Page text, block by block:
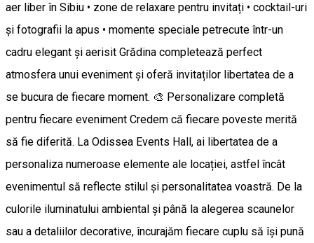
aer liber în Sibiu • zone de relaxare pentru invitați • cocktail-uri
și fotografii la apus • momente speciale petrecute într-un
cadru elegant și aerisit Grădina completează perfect
atmosfera unui eveniment și oferă invitaților libertatea de a
se bucura de fiecare moment. 🎨 Personalizare completă
pentru fiecare eveniment Credem că fiecare poveste merită
să fie diferită. La Odissea Events Hall, ai libertatea de a
personaliza numeroase elemente ale locației, astfel încât
evenimentul să reflecte stilul și personalitatea voastră. De la
culorile iluminatului ambiental și până la alegerea scaunelor
sau a detaliilor decorative, încurajăm fiecare cuplu să își pună